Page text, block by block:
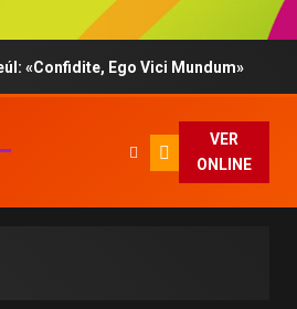
Ego Vici Mundum»
VER
ONLINE